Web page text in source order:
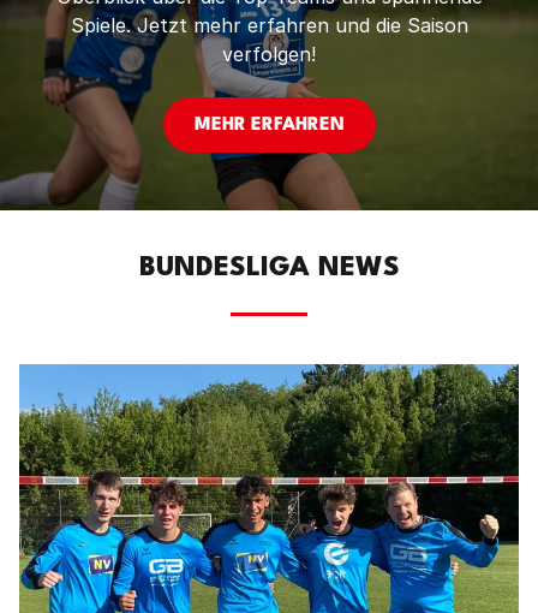
Spiele. Jetzt mehr erfahren und die Saison
verfolgen!
MEHR ERFAHREN
BUNDESLIGA NEWS